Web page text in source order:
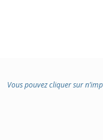
Vous pouvez cliquer sur